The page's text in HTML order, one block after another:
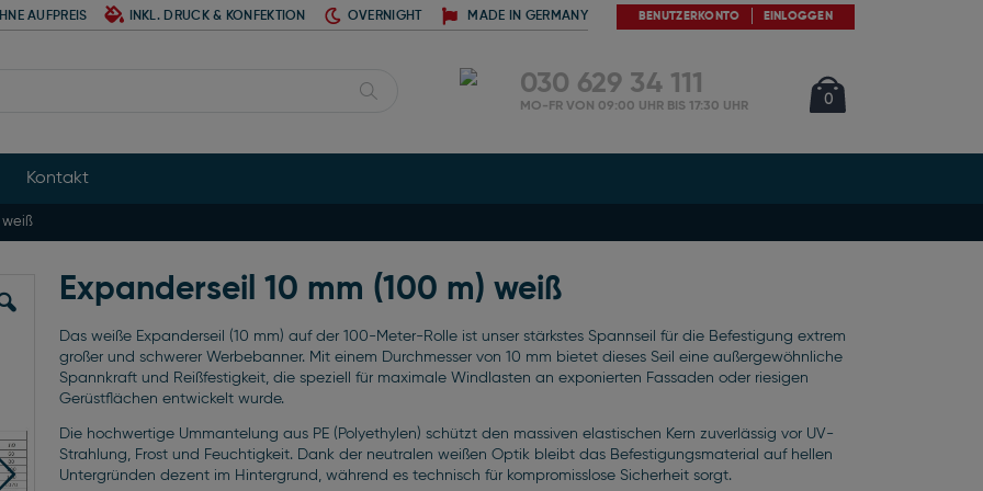
AUFPREIS INKL. DRUCK & KONFEKTION OVERNIGHT MADE IN GERMANY BENUTZERKONTO EINLOGGEN
0Artikel
030 629 34 111
MO-FR VON 09:00 UHR BIS 17:30 UHR
Kontakt
weiß
Expanderseil 10 mm (100 m) weiß
Das weiße Expanderseil (10 mm) auf der 100-Meter-Rolle ist unser stärkstes Spannseil für die Befestigung extrem
großer und schwerer Werbebanner. Mit einem Durchmesser von 10 mm bietet dieses Seil eine außergewöhnliche
Spannkraft und Reißfestigkeit, die speziell für maximale Windlasten an exponierten Fassaden oder riesigen
Gerüstflächen entwickelt wurde.
Die hochwertige Ummantelung aus PE (Polyethylen) schützt den massiven elastischen Kern zuverlässig vor UV-
Strahlung, Frost und Feuchtigkeit. Dank der neutralen weißen Optik bleibt das Befestigungsmaterial auf hellen
Untergründen dezent im Hintergrund, während es technisch für kompromisslose Sicherheit sorgt.